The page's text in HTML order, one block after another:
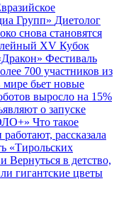
Групп» Диетолог
снова становятся
XV Кубок
Фестиваль
700 участников из
мире бьет новые
выросло на 15%
о запуске
Что такое
рассказала
«Тирольских
Вернуться в детство,
гигантские цветы